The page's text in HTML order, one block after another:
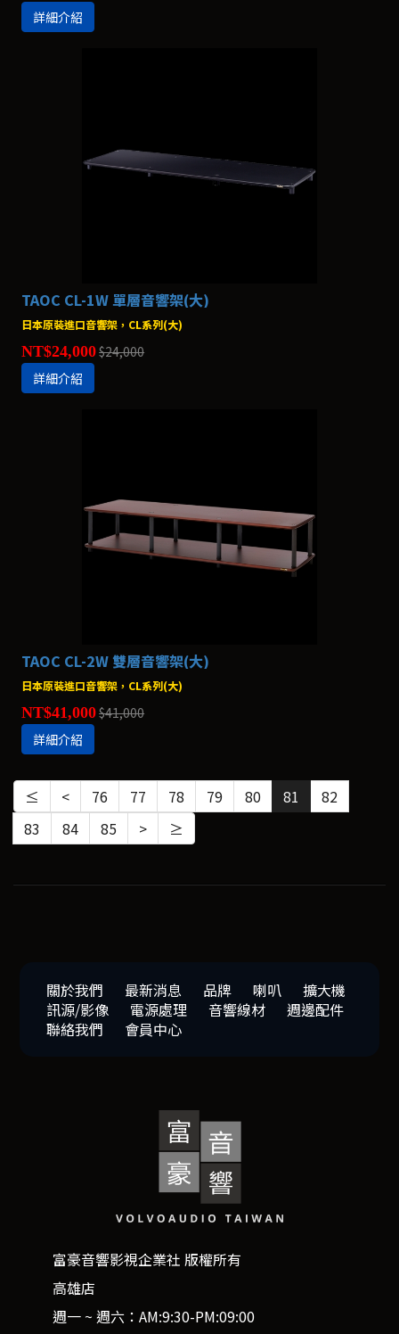
詳細介紹
TAOC CL-1W 單層音響架(大)
日本原裝進口音響架，CL系列(大)
NT$24,000$24,000
詳細介紹
TAOC CL-2W 雙層音響架(大)
日本原裝進口音響架，CL系列(大)
NT$41,000$41,000
詳細介紹
≤ < 76 77 78 79 80 81
82
83
84 85 > ≥
關於我們 最新消息 品牌 喇叭
擴大機
訊源/影像
電源處理 音響線材
週邊配件
聯絡我們
會員中心
富豪音響影視企業社 版權所有
高雄店
週一 ~ 週六：AM:9:30-PM:09:00